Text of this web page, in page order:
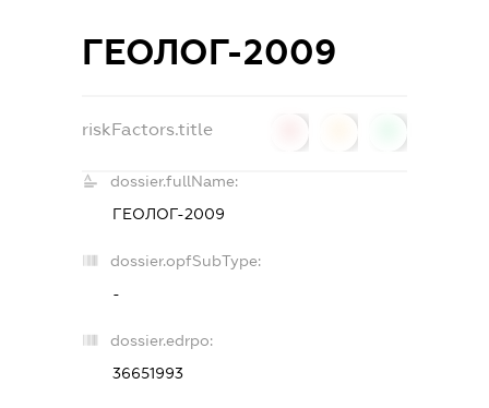
ГЕОЛОГ-2009
riskFactors.title
dossier.fullName:
ГЕОЛОГ-2009
dossier.opfSubType:
-
dossier.edrpo:
36651993